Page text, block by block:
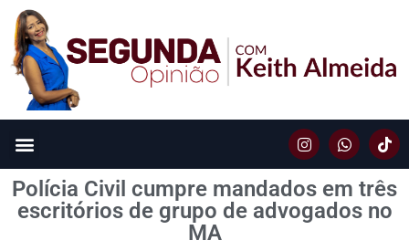
Polícia Civil cumpre mandados em três
escritórios de grupo de advogados no
MA